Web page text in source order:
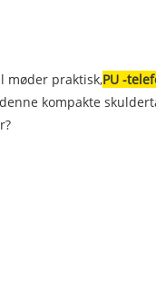
møder praktisk,PU -
kompakte